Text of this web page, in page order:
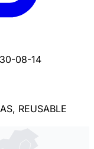
08-14
REUSABLE